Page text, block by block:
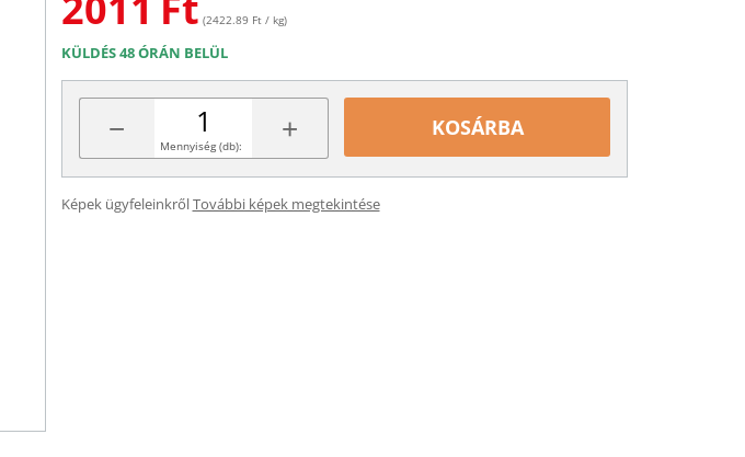
(2422.89 Ft / kg)
KÜLDÉS 48 ÓRÁN BELÜL
− +
Mennyiség (db):
KOSÁRBA
Képek ügyfeleinkrőlTovábbi képek megtekintése